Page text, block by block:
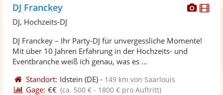
Fotos
DJ Franckey
DJ, Hochzeits-DJ
DJ Franckey – Ihr Party-DJ für unvergessliche Momente!
Mit über 10 Jahren Erfahrung in der Hochzeits- und
Eventbranche weiß ich genau, was es ...
Standort: Idstein (DE) - 149 km von Saarlouis
Gage: €€ (ca. 500 € - 1800 € pro Auftritt)